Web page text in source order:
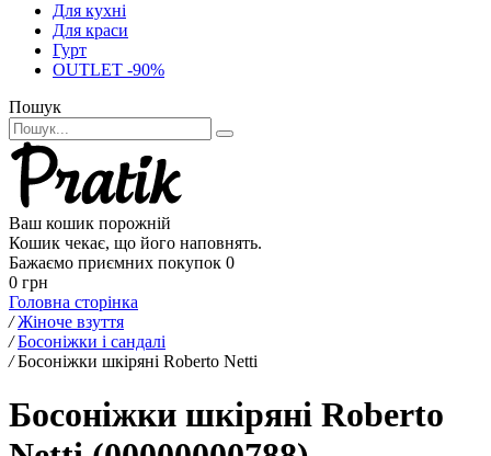
Для кухні
Для краси
Гурт
OUTLET -90%
Пошук
Ваш кошик порожній
Кошик чекає, що його наповнять.
Бажаємо приємних покупок 0
0 грн
Головна сторінка
/ Жіноче взуття
/ Босоніжки і сандалі
/ Босоніжки шкіряні Roberto Netti
Босоніжки шкіряні Roberto